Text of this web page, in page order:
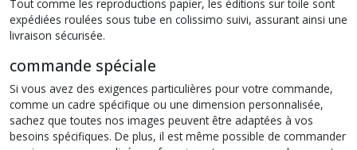
Tout comme les reproductions papier, les éditions sur toile sont
expédiées roulées sous tube en colissimo suivi, assurant ainsi une
livraison sécurisée.
commande spéciale
Si vous avez des exigences particulières pour votre commande,
comme un cadre spécifique ou une dimension personnalisée,
sachez que toutes nos images peuvent être adaptées à vos
besoins spécifiques. De plus, il est même possible de commander